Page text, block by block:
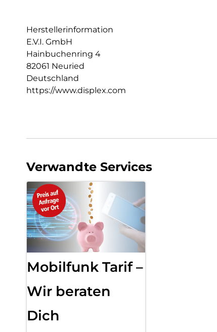
Herstellerinformation
E.V.I. GmbH
Hainbuchenring 4
82061 Neuried
Deutschland
https://www.displex.com
Verwandte Services
Mobilfunk Tarif –
Wir beraten
Dich